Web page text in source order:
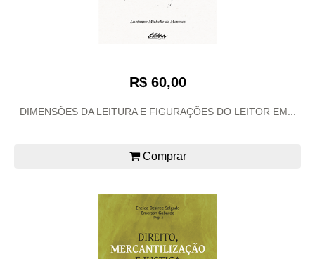
R$ 60,00
DIMENSÕES DA LEITURA E FIGURAÇÕES DO LEITOR EM...
Comprar